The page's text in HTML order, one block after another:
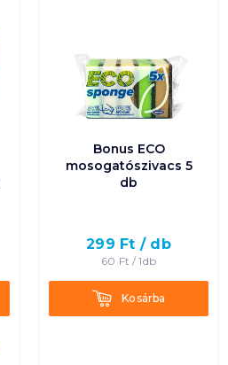
Bonus ECO
mosogatószivacs 5
db
299 Ft / db
60 Ft /1db
KosárbaKosárba